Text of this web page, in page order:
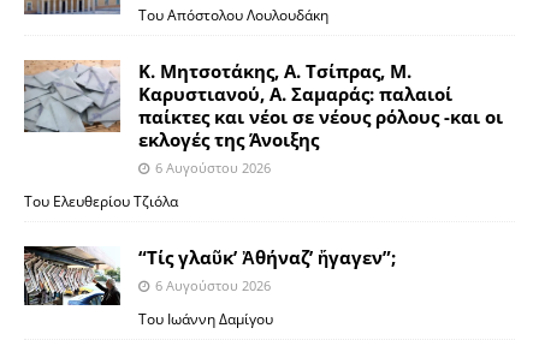
Του Απόστολου Λουλουδάκη
Κ. Μητσοτάκης, Α. Τσίπρας, Μ.
Καρυστιανού, Α. Σαμαράς: παλαιοί
παίκτες και νέοι σε νέους ρόλους -και οι
εκλογές της Άνοιξης
6 Αυγούστου 2026
Του Ελευθερίου Τζιόλα
“Τίς γλαῦκ’ Ἀθήναζ’ ἤγαγεν”;
6 Αυγούστου 2026
Του Ιωάννη Δαμίγου